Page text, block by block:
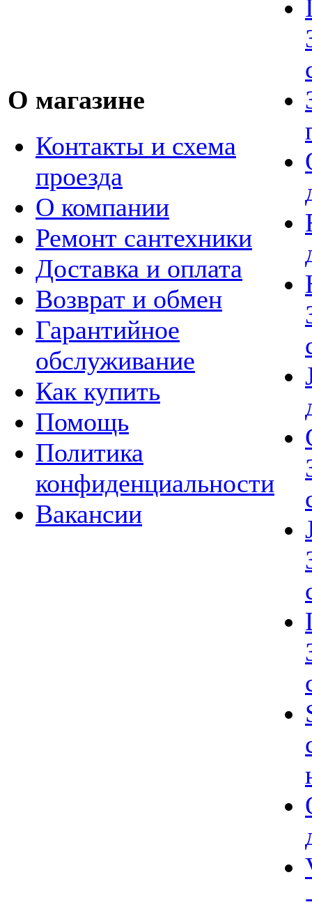
О магазине
Контакты и схема
проезда
О компании
Ремонт сантехники
Доставка и оплата
Возврат и обмен
Гарантийное
обслуживание
Как купить
Помощь
Политика
конфиденциальности
Вакансии